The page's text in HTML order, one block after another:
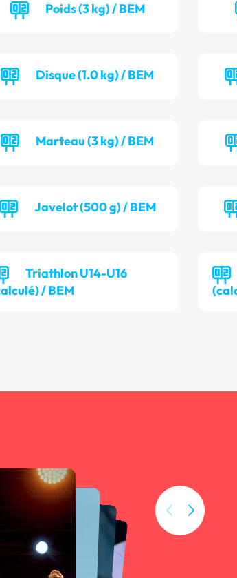
Poids (3 kg) / BEM
Disque (1.0 kg) / BEM
Marteau (3 kg) / BEM
Javelot (500 g) / BEM
Triathlon U14-U16
/ BEM